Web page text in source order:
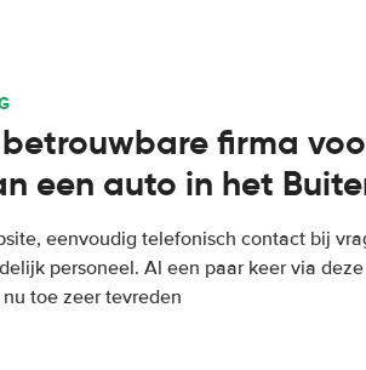
betrouwbare firma
een auto in het
eenvoudig telefonisch contact bij
personeel. Al een paar keer via
toe zeer tevreden